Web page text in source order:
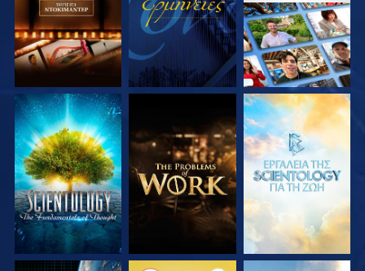
ΕΞΕΡΕΥΝΗΣΤΕ ΤΗ
ΣΕΙΡΑ
ΕΞΕΡΕΥΝΗΣΤΕ ΤΗ
ΣΕΙΡΑ
ΕΞΕΡΕΥΝΗΣΤΕ ΤΗ
ΣΕΙΡΑ